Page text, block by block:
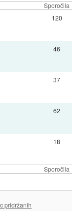
Sporočila
Sporočila
120
46
37
62
18
pridržanih